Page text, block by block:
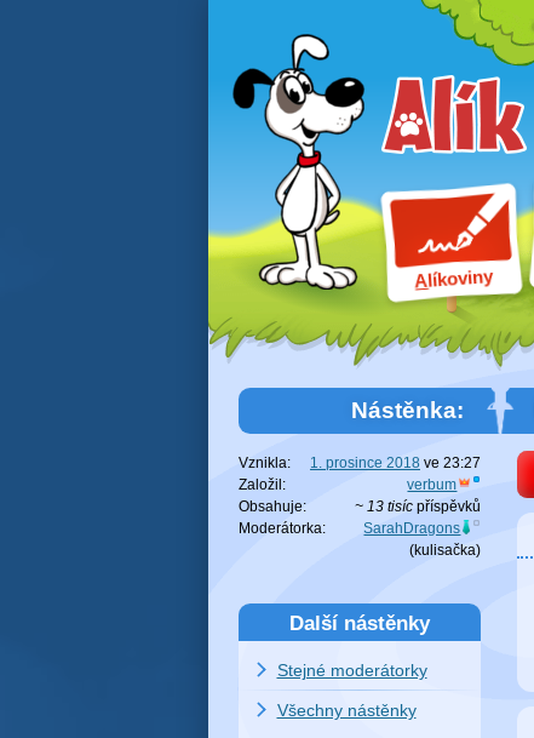
Alíkoviny
Nástěnka:
Vznikla: 1. prosince 2018 ve 23:27
Založil:
verbum
Obsahuje:
~ 13 tisíc příspěvků
Moderátorka:
SarahDragons
(kulisačka)
Další nástěnky
Stejné moderátorky
Všechny nástěnky